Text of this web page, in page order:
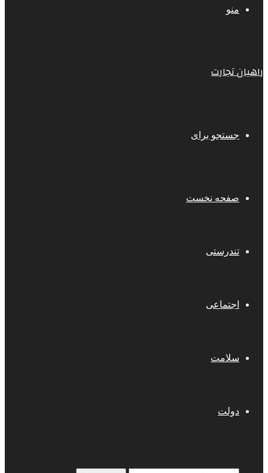
منو
راهیان تجارت
جستجو برای
صفحه نخست
تندرستی
اجتماعی
سلامت
دولت